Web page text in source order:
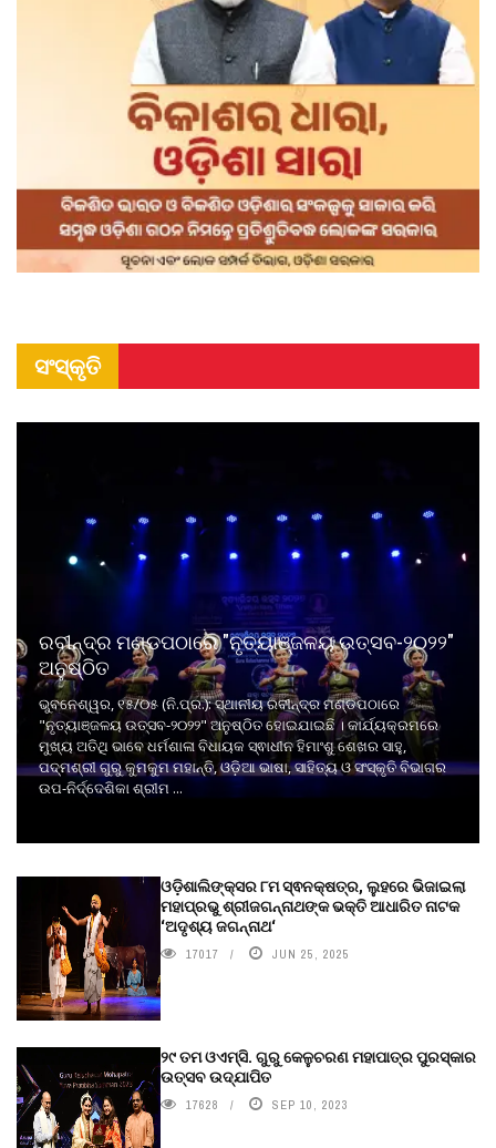
ସଂସ୍କୃତି
ରବୀନ୍ଦ୍ର ମଣ୍ଡପଠାରେ "ନୃତ୍ୟାଞ୍ଜଳୟ ଉତ୍ସବ-୨୦୨୨"
ଅନୁଷ୍ଠିତ
ଭୁବନେଶ୍ୱର, ୧୫/୦୫ (ନି.ପ୍ର.): ସ୍ଥାନୀୟ ରବୀନ୍ଦ୍ର ମଣ୍ଡପଠାରେ
"ନୃତ୍ୟାଞ୍ଜଳୟ ଉତ୍ସବ-୨୦୨୨" ଅନୁଷ୍ଠିତ ହୋଇଯାଇଛି । କାର୍ଯ୍ୟକ୍ରମରେ
ମୁଖ୍ୟ ଅତିଥି ଭାବେ ଧର୍ମଶାଳା ବିଧାୟକ ସ୍ଵାଧୀନ ହିମାଂଶୁ ଶେଖର ସାହୁ,
ପଦ୍ମଶ୍ରୀ ଗୁରୁ କୁମକୁମ ମହାନ୍ତି, ଓଡ଼ିଆ ଭାଷା, ସାହିତ୍ୟ ଓ ସଂସ୍କୃତି ବିଭାଗର
ଉପ-ନିର୍ଦ୍ଦେଶିକା ଶ୍ରୀମ ...
ଓଡ଼ିଶାଲିଙ୍କ୍ସର ୮ମ ସ୍ଵନକ୍ଷତ୍ର, ଲୁହରେ ଭିଜାଇଲା
ମହାପ୍ରଭୁ ଶ୍ରୀଜଗନ୍ନାଥଙ୍କ ଭକ୍ତି ଆଧାରିତ ନାଟକ
‘ଅଦୃଶ୍ୟ ଜଗନ୍ନାଥ‘
17017 JUN 25, 2025
୨୯ ତମ ଓଏମ୍‌ସି. ଗୁରୁ କେଳୁଚରଣ ମହାପାତ୍ର ପୁରସ୍କାର
ଉତ୍ସବ ଉଦ୍‍ଯାପିତ
17628 SEP 10, 2023